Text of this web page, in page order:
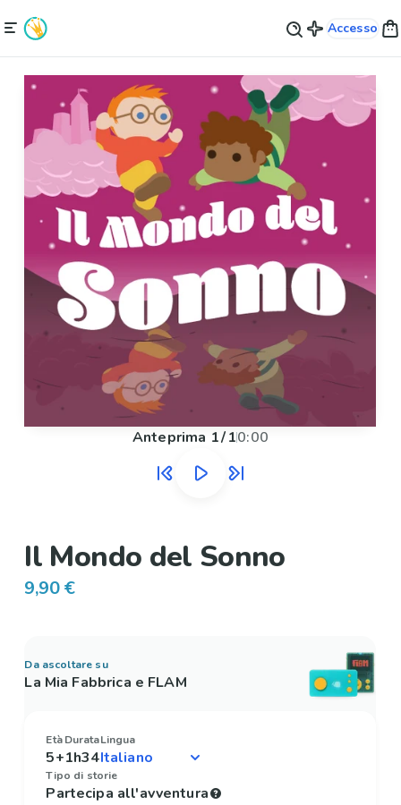
Accesso
Anteprima 1/10:00
Il Mondo del Sonno
9,90 €
Da ascoltare su
La Mia Fabbrica e FLAM
Età
5+
Durata
1h34
Lingua
Tipo di storie
Partecipa all'avventura